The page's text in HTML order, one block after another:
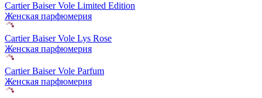
Cartier Baiser Vole Limited Edition
Женская парфюмерия
Cartier Baiser Vole Lys Rose
Женская парфюмерия
Cartier Baiser Vole Parfum
Женская парфюмерия